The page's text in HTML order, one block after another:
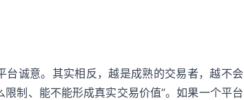
诚意。其实相反，越是成熟的交易者，越不会
制、能不能形成真实交易价值”。如果一个平台